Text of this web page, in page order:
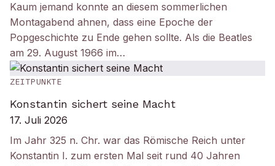
Kaum jemand konnte an diesem sommerlichen
Montagabend ahnen, dass eine Epoche der
Popgeschichte zu Ende gehen sollte. Als die Beatles
am 29. August 1966 im…
ZEITPUNKTE
Konstantin sichert seine Macht
17. Juli 2026
Im Jahr 325 n. Chr. war das Römische Reich unter
Konstantin I. zum ersten Mal seit rund 40 Jahren